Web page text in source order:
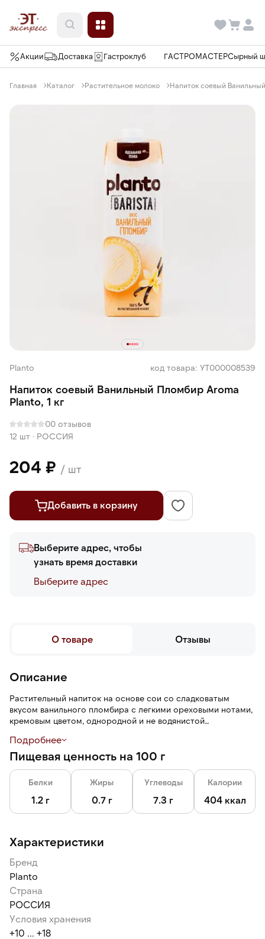
Акции Доставка Гастроклуб ГАСТРОМАСТЕРСырный
Главная Каталог Растительное молоко Напиток соевый
Planto код товара: УТ000008539
Напиток соевый Ванильный Пломбир Aroma
Planto, 1 кг
00 отзывов
12 шт · РОССИЯ
204 ₽ / шт
Добавить в корзину
Выберите адрес, чтобы
узнать время доставки
Выберите адреc
О товаре Отзывы
Описание
Растительный напиток на основе сои со сладковатым
вкусом ванильного пломбира с легкими ореховыми нотами,
кремовым цветом, однородной и не водянистой
Напиток подходит для веганов и людей с
непереносимостью лактозы, аллергией на белок коровьего
молока.
Подробнее
Пищевая ценность на 100 г
Белки
1.2 г
Жиры
0.7 г
Углеводы
7.3 г
Калории
404 ккал
Характеристики
Бренд
Planto
Страна
РОССИЯ
Условия хранения
+10 ... +18